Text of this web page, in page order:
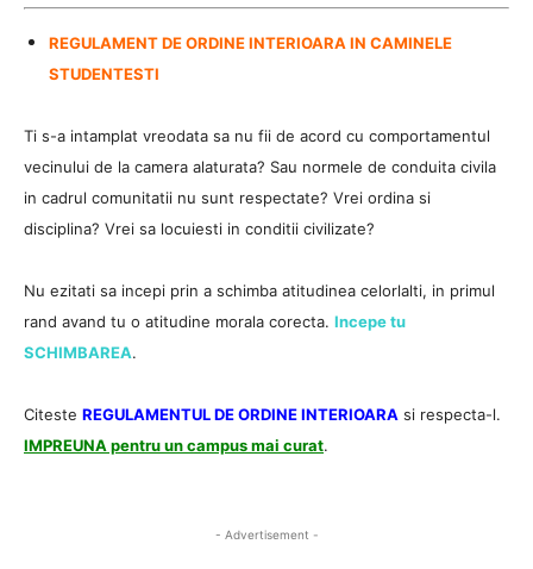
REGULAMENT DE ORDINE INTERIOARA IN CAMINELE
STUDENTESTI
Ti s-a intamplat vreodata sa nu fii de acord cu comportamentul
vecinului de la camera alaturata? Sau normele de conduita civila
in cadrul comunitatii nu sunt respectate? Vrei ordina si
disciplina? Vrei sa locuiesti in conditii civilizate?
Nu ezitati sa incepi prin a schimba atitudinea celorlalti, in primul
rand avand tu o atitudine morala corecta. Incepe tu
SCHIMBAREA.
Citeste REGULAMENTUL DE ORDINE INTERIOARA si respecta-l.
IMPREUNA pentru un campus mai curat.
- Advertisement -